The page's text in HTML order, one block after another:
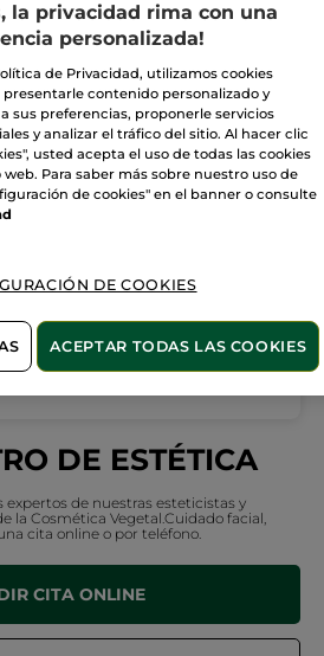
935210227
10:00 - 20:00
10:00 - 20:00
10:00 - 20:00
10:00 - 20:00
DE ESTÉTICA
expertos de nuestras esteticistas y
la Cosmética Vegetal.Cuidado facial,
cita online o por teléfono.
CITA ONLINE
la privacidad rima con una
personalizada!
de Privacidad, utilizamos cookies
contenido personalizado y
sus preferencias, proponerle servicios
y analizar el tráfico del sitio. Al hacer clic
usted acepta el uso de todas las cookies
Para saber más sobre nuestro uso de
de cookies" en el banner o consulte
DE COOKIES
ACEPTAR TODAS LAS COOKIES